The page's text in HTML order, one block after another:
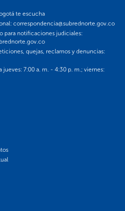
te escucha
correspondencia@subrednorte.gov.co
para notificaciones judiciales:
quejas, reclamos y denuncias:
jueves: 7:00 a. m. - 4:30 p. m.; viernes: